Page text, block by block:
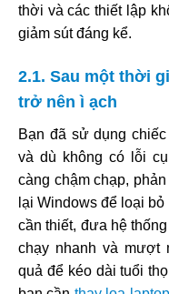
thời và các thiết lập
giảm sút đáng kể.
2.1. Sau một thời
trở nên ì ạch
Bạn đã sử dụng
và dù không có lỗi
càng chậm chạp,
lại Windows để loại bỏ
cần thiết, đưa hệ
chạy nhanh và mượt
quả để kéo dài tuổi